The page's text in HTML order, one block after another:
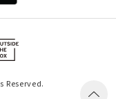
Reserved.